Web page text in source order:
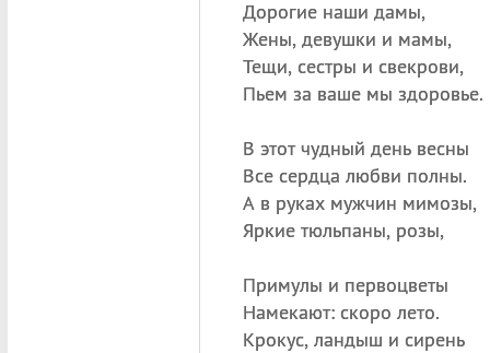
Дорогие наши дамы,
Жены, девушки и мамы,
Тещи, сестры и свекрови,
Пьем за ваше мы здоровье.
В этот чудный день весны
Все сердца любви полны.
А в руках мужчин мимозы,
Яркие тюльпаны, розы,
Примулы и первоцветы
Намекают: скоро лето.
Крокус, ландыш и сирень